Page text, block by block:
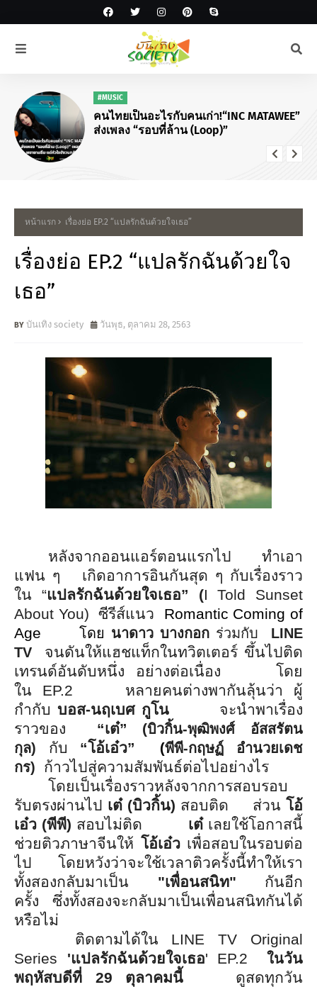
#MUSIC
คนไทยเป็นอะไรกับคนเก่า!“INC MATAWEE”
ส่งเพลง “รอบที่ล้าน (Loop)”
หน้าแรก เรื่องย่อ EP.2 “แปลรักฉันด้วยใจเธอ”
เรื่องย่อ EP.2 “แปลรักฉันด้วยใจ
เธอ”
บันเทิง society วันพุธ, ตุลาคม 28, 2563
หลังจากออนแอร์ตอนแรกไป ทำเอา
แฟน ๆ เกิดอาการอินกันสุด ๆ กับเรื่องราว
ใน “แปลรักฉันด้วยใจเธอ” (ITold Sunset
About You) ซีรีส์แนว Romantic Coming of
Age
โดย นาดาว บางกอก ร่วมกับ LINE
TV
จนดันให้แฮชแท็กในทวิตเตอร์ ขึ้นไปติด
เทรนด์อันดับหนึ่ง อย่างต่อเนื่อง โดย
ใน EP.2
หลายคนต่างพากันลุ้นว่า ผู้
กำกับ บอส-นฤเบศ กูโน
จะนำพาเรื่อง
ราวของ
“เต๋” (บิวกิ้น-พุฒิพงศ์ อัสสรัตน
กุล) กับ “โอ้เอ๋ว” (พีพี-กฤษฏ์ อำนวยเดช
กร) ก้าวไปสู่ความสัมพันธ์ต่อไปอย่างไร
โดยเป็นเรื่องราวหลังจากการสอบรอบ
รับตรงผ่านไป เต๋ (บิวกิ้น) สอบติด ส่วนโอ้
เอ๋ว (พีพี) สอบไม่ติด เต๋ เลยใช้โอกาสนี้
ช่วยติวภาษาจีนให้ โอ้เอ๋วเพื่อสอบในรอบต่อ
ไป
โดยหวังว่าจะใช้เวลาติวครั้งนี้ทำให้เรา
ทั้งสองกลับมาเป็น "เพื่อนสนิท" กันอีก
ครั้ง ซึ่งทั้งสองจะกลับมาเป็นเพื่อนสนิทกันได้
หรือไม่
ติดตามได้ใน LINE TV Original
Series 'แปลรักฉันด้วยใจเธอ' EP.2 ในวัน
พฤหัสบดีที่ 29 ตุลาคมนี้ ดูสดทุกวัน